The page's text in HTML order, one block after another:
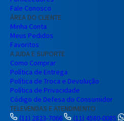
Fale Conosco
ÁREA DO CLIENTE
Minha Conta
Meus Pedidos
Favoritos
AJUDA E SUPORTE
Como Comprar
Política de Entrega
Política de Troca e Devolução
Política de Privacidade
Código de Defesa do Consumidor
TELEVENDAS E ATENDIMENTO
(11) 2823-7066
(11) 4580-0085